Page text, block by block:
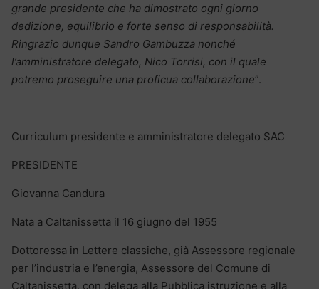
grande presidente che ha dimostrato ogni giorno
dedizione, equilibrio e forte senso di responsabilità.
Ringrazio dunque Sandro Gambuzza nonché
l’amministratore delegato, Nico Torrisi, con il quale
potremo proseguire una proficua collaborazione”.
Curriculum presidente e amministratore delegato SAC
PRESIDENTE
Giovanna Candura
Nata a Caltanissetta il 16 giugno del 1955
Dottoressa in Lettere classiche, già Assessore regionale
per l’industria e l’energia, Assessore del Comune di
Caltanissetta, con delega alla Pubblica istruzione e alla